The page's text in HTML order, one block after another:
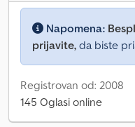
Napomena:
prijavite, da biste
Registrovan od: 2008
145 Oglasi online